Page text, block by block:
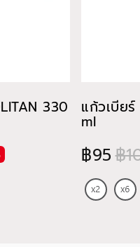
330 แก้วเบีย
ml
฿95฿